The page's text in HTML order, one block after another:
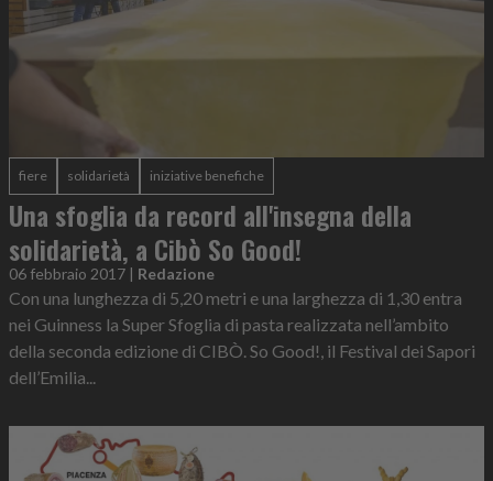
fiere solidarietà iniziative benefiche
Una sfoglia da record all'insegna della
solidarietà, a Cibò So Good!
06 febbraio 2017 | Redazione
Con una lunghezza di 5,20 metri e una larghezza di 1,30 entra
nei Guinness la Super Sfoglia di pasta realizzata nell’ambito
della seconda edizione di CIBÒ. So Good!, il Festival dei Sapori
dell’Emilia...